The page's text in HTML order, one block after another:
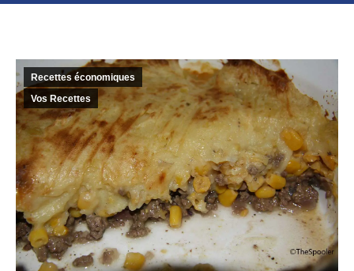
Recettes économiques
Vos Recettes